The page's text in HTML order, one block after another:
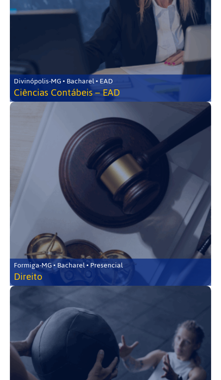
Divinópolis-MG • Bacharel • EAD
Ciências Contábeis – EAD
Formiga-MG • Bacharel • Presencial
Direito